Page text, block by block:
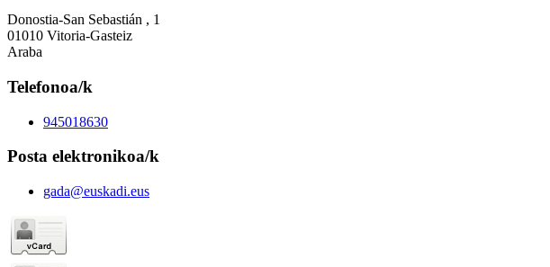
Donostia-San Sebastián , 1
01010 Vitoria-Gasteiz
Araba
Telefonoa/k
945018630
Posta elektronikoa/k
gada@euskadi.eus